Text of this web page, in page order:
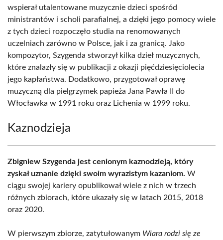
wspierał utalentowane muzycznie dzieci spośród
ministrantów i scholi parafialnej, a dzięki jego pomocy wiele
z tych dzieci rozpoczęło studia na renomowanych
uczelniach zarówno w Polsce, jak i za granicą. Jako
kompozytor, Szygenda stworzył kilka dzieł muzycznych,
które znalazły się w publikacji z okazji pięćdziesięciolecia
jego kapłaństwa. Dodatkowo, przygotował oprawę
muzyczną dla pielgrzymek papieża Jana Pawła II do
Włocławka w 1991 roku oraz Lichenia w 1999 roku.
Kaznodzieja
Zbigniew Szygenda jest cenionym kaznodzieją, który
zyskał uznanie dzięki swoim wyrazistym kazaniom. W
ciągu swojej kariery opublikował wiele z nich w trzech
różnych zbiorach, które ukazały się w latach 2015, 2018
oraz 2020.
W pierwszym zbiorze, zatytułowanym Wiara rodzi się ze